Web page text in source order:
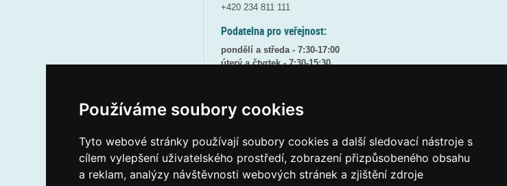
Používáme soubory cookies
Tyto webové stránky používají soubory cookies a další sledovací nástroje s
cílem vylepšení uživatelského prostředí, zobrazení přizpůsobeného obsahu
a reklam, analýzy návštěvnosti webových stránek a zjištění zdroje
+420 234 811 111
Podatelna pro veřejnost:
pondělí a středa - 7:30-17:00
úterý a čtvrtek - 7:30-15:30
8:30 - 9:30 - bezpečnostní přestávka
(více informacíZDE)
Elektronická podatelna:
posta@msmtgov cz
ID datové schránky:vidaawt